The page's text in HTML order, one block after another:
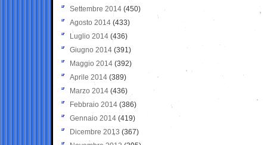
Settembre 2014 (450)
Agosto 2014 (433)
Luglio 2014 (436)
Giugno 2014 (391)
Maggio 2014 (392)
Aprile 2014 (389)
Marzo 2014 (436)
Febbraio 2014 (386)
Gennaio 2014 (419)
Dicembre 2013 (367)